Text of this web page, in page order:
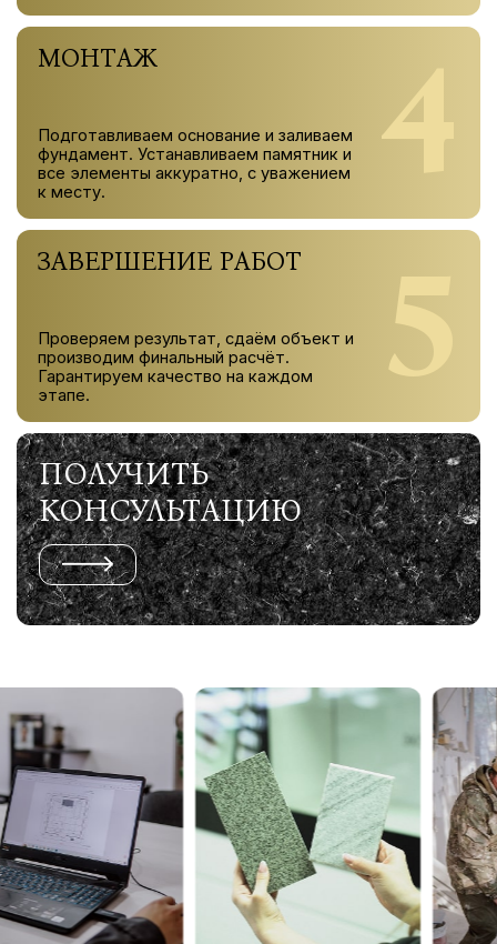
4
МОНТАЖ
Подготавливаем основание и заливаем
фундамент. Устанавливаем памятник и
все элементы аккуратно, с уважением
к месту.
5
ЗАВЕРШЕНИЕ РАБОТ
Проверяем результат, сдаём объект и
производим финальный расчёт.
Гарантируем качество на каждом
этапе.
ПОЛУЧИТЬ
КОНСУЛЬТАЦИЮ